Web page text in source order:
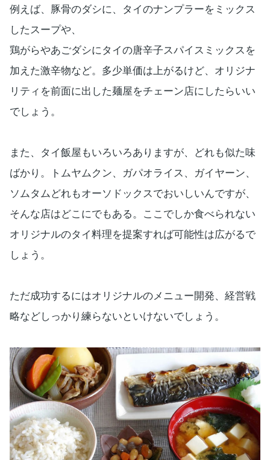
例えば、豚骨のダシに、タイのナンプラーをミックス
したスープや、
鶏がらやあごダシにタイの唐辛子スパイスミックスを
加えた激辛物など。多少単価は上がるけど、オリジナ
リティを前面に出した麺屋をチェーン店にしたらいい
でしょう。
また、タイ飯屋もいろいろありますが、どれも似た味
ばかり。トムヤムクン、ガパオライス、ガイヤーン、
ソムタムどれもオーソドックスでおいしいんですが、
そんな店はどこにでもある。ここでしか食べられない
オリジナルのタイ料理を提案すれば可能性は広がるで
しょう。
ただ成功するにはオリジナルのメニュー開発、経営戦
略などしっかり練らないといけないでしょう。